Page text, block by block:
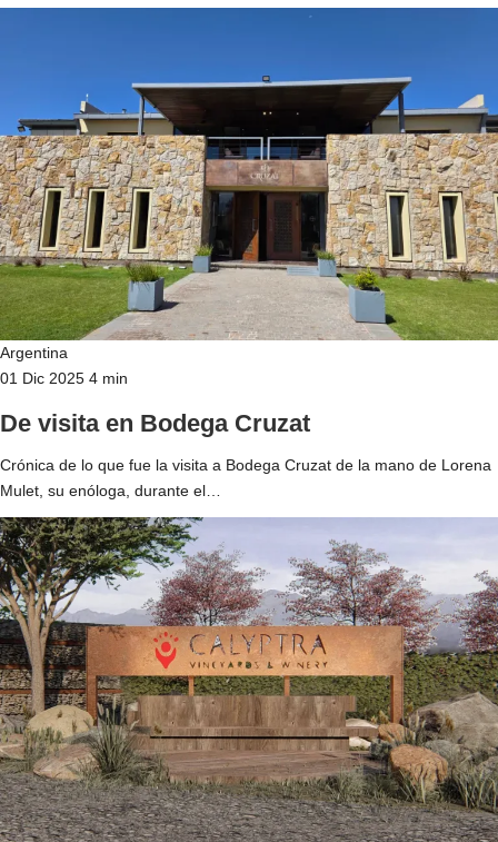
Argentina
01 Dic 2025 4 min
De visita en Bodega Cruzat
Crónica de lo que fue la visita a Bodega Cruzat de la mano de Lorena
Mulet, su enóloga, durante el…